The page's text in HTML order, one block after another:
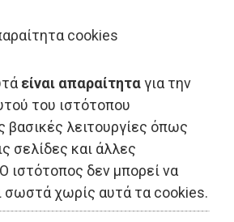
cookies
είναι απαραίτηταγια την
του ιστότοπου
βασικές λειτουργίες όπως
σελίδες και άλλες
ιστότοπος δεν μπορεί να
σωστά χωρίς αυτά τα cookies.
«Πρώτα η